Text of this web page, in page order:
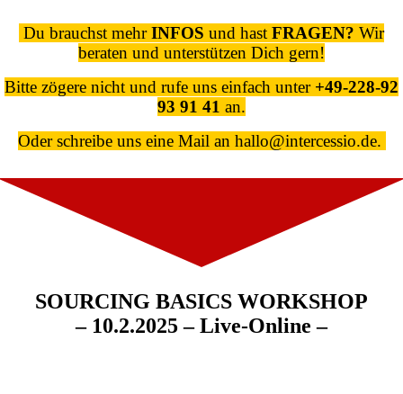
Du brauchst mehrINFOS und hast FRAGEN? Wir
beraten und unterstützen Dich gern!
Bitte zögere nicht und rufe uns einfach unter +49-228-92
93 91 41 an.
Oder schreibe uns eine Mail an hallo@intercessio.de.
SOURCING BASICS WORKSHOP
– 10.2.2025 – Live-Online –